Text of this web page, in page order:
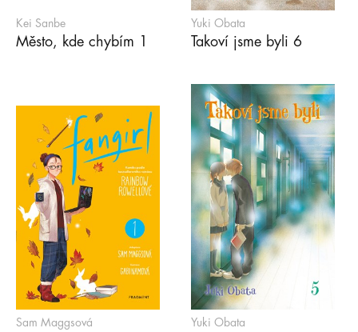
Kei Sanbe
Město, kde chybím 1
Yuki Obata
Takoví jsme byli 6
Sam Maggsová Yuki Obata